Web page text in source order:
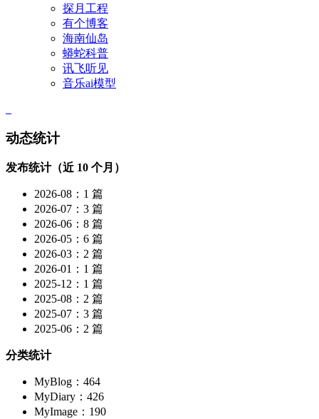
探月工程
有个博客
海南仙岛
蟒蛇科普
讯飞听见
音乐ai模型
动态统计
发布统计（近 10 个月）
2026-08：1 篇
2026-07：3 篇
2026-06：8 篇
2026-05：6 篇
2026-03：2 篇
2026-01：1 篇
2025-12：1 篇
2025-08：2 篇
2025-07：3 篇
2025-06：2 篇
分类统计
MyBlog：464
MyDiary：426
MyImage：190